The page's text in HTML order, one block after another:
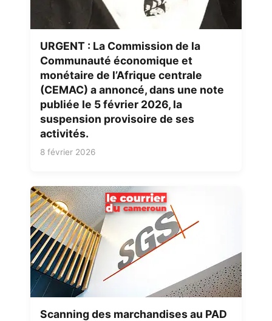
URGENT : La Commission de la
Communauté économique et
monétaire de l’Afrique centrale
(CEMAC) a annoncé, dans une note
publiée le 5 février 2026, la
suspension provisoire de ses
activités.
8 février 2026
Scanning des marchandises au PAD